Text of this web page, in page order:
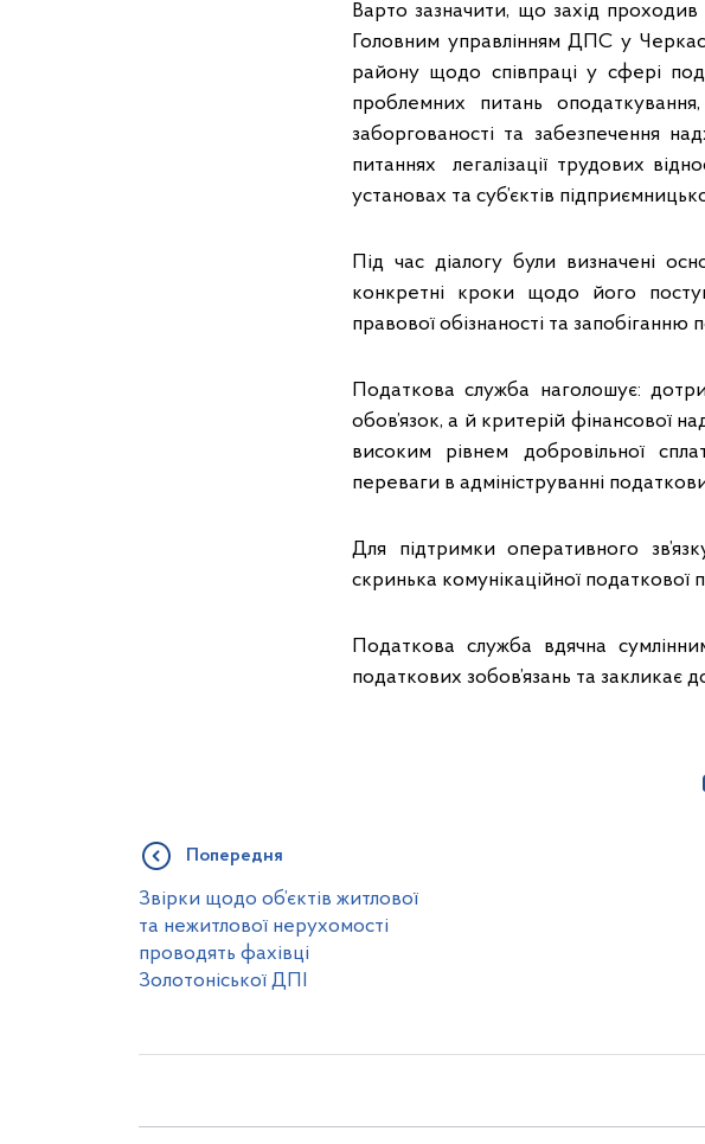
Варто зазначити, що захід
Головним управлінням ДПС у
району щодо співпраці у сфері
проблемних питань
заборгованості та забезпечення
питаннях легалізації трудових
установах та суб’єктів
Під час діалогу були визначені
конкретні кроки щодо його
правової обізнаності та
Податкова служба наголошує:
обов’язок, а й критерій фінансової
високим рівнем добровільної
переваги в адмініструванні
Для підтримки оперативного
скринька комунікаційної податкової
Податкова служба вдячна
податкових зобов’язань та закликає
Попередня
Звірки щодо об’єктів житлової
та нежитлової нерухомості
проводять фахівці
Золотоніської ДПІ